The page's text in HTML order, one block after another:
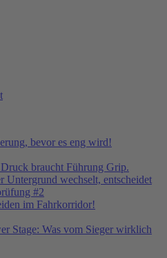
bevor es eng wird!
braucht Führung Grip.
Untergrund wechselt, entscheidet
#2
im Fahrkorridor!
Stage: Was vom Sieger wirklich